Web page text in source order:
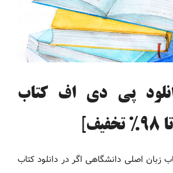
پی دی اف کتاب
کتاب زبان اصلی دانشگاهی اگر در دانلود کتاب